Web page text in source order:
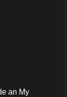
an My